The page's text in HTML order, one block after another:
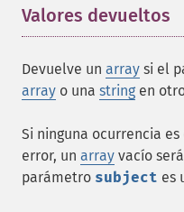
Valores devueltos
Devuelve un array si el
array o una string en
Si ninguna ocurrencia
error, un array vacío
parámetro subject es